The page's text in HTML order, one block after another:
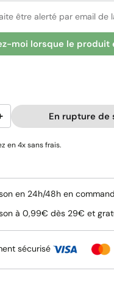
être alerté par email de
moi lorsque le produit
En rupture de
en 4x sans frais.
en 24h/48h en
à 0,99€ dès 29€ et
sécurisé